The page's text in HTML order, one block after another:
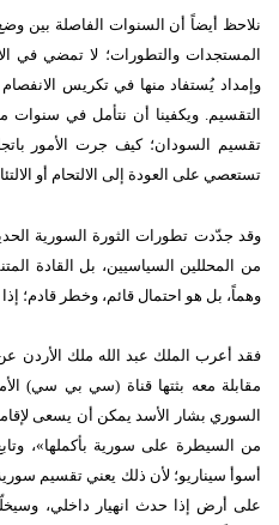
نلاحظ أيضاً أن السنوات الفاصلة بين
المستجدات والتطورات؛ لا تمضي في
وإمداد يُستفاد منها في تكريس
التقسيم. ويكفينا أن نتأمل في
تقسيم السودان؛ كيف جرت الأمور
تستعصي على العودة إلى الالتحام أو
وقد جدّدت تطورات الثورة السورية
من المحللين السياسيين، بل القادة
وهماً، بل هو احتمال قائم، وخطر قادم؛
فقد أعرب الملك عبد الله ملك الأردن
السوري بشار الأسد يمكن أن يسعى
من السيطرة على سورية بأكملها»،
أسوأ سيناريو؛ لأن ذلك يعني تقسيم
على أرض إذا حدث انهيار داخلي،